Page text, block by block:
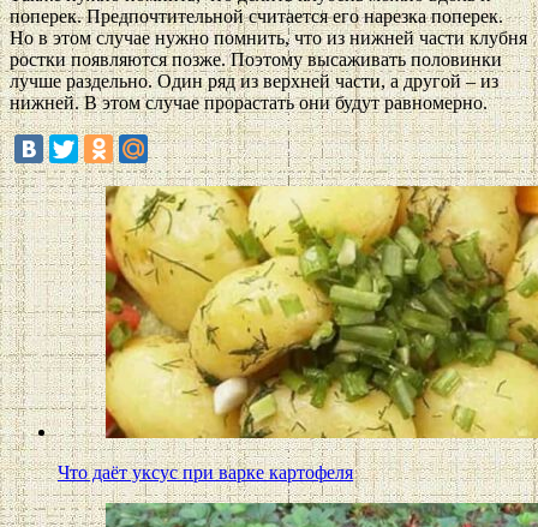
поперек. Предпочтительной считается его нарезка поперек.
Но в этом случае нужно помнить, что из нижней части клубня
ростки появляются позже. Поэтому высаживать половинки
лучше раздельно. Один ряд из верхней части, а другой – из
нижней. В этом случае прорастать они будут равномерно.
Что даёт уксус при варке картофеля